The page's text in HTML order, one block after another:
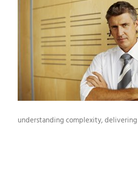
understanding complexity,